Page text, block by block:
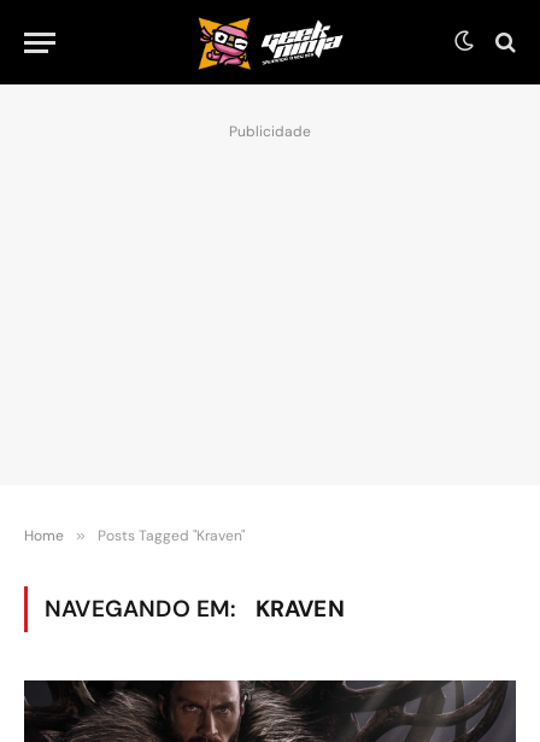
Publicidade
Home » Posts Tagged "Kraven"
NAVEGANDO EM: KRAVEN